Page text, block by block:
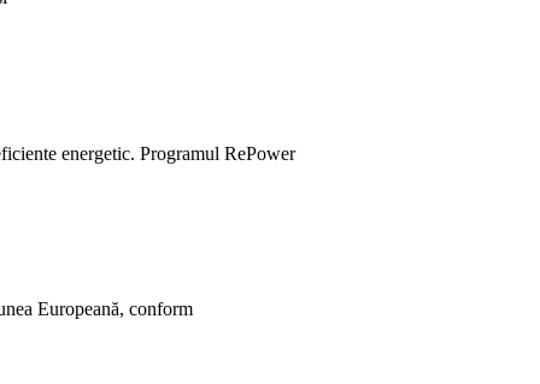
energetic. Programul RePower
Europeană, conform